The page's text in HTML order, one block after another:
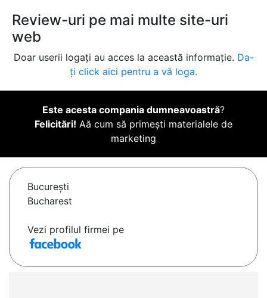
Review-uri pe mai multe site-uri
web
Doar userii logați au acces la această informație. Da-
ți click aici pentru a vă loga.
Este acesta compania dumneavoastră?
Felicitări! Aă cum să primești materialele de
marketing
Bucureşti
Bucharest
Vezi profilul firmei pe